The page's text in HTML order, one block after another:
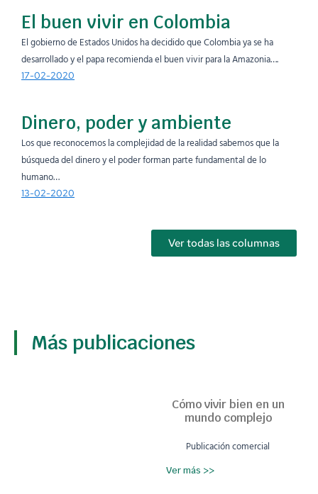
El buen vivir en Colombia
El gobierno de Estados Unidos ha decidido que Colombia ya se ha
desarrollado y el papa recomienda el buen vivir para la Amazonia….
17-02-2020
Dinero, poder y ambiente
Los que reconocemos la complejidad de la realidad sabemos que la
búsqueda del dinero y el poder forman parte fundamental de lo
humano…
13-02-2020
Ver todas las columnas
Más publicaciones
Cómo vivir bien en un
mundo complejo
Publicación comercial
Ver más >>